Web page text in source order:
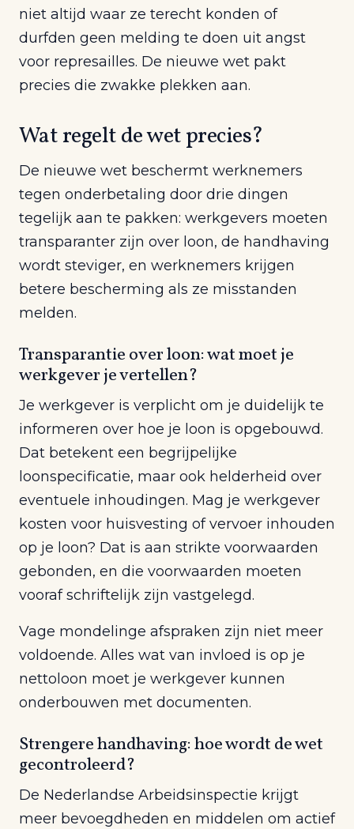
niet altijd waar ze terecht konden of
durfden geen melding te doen uit angst
voor represailles. De nieuwe wet pakt
precies die zwakke plekken aan.
Wat regelt de wet precies?
De nieuwe wet beschermt werknemers
tegen onderbetaling door drie dingen
tegelijk aan te pakken: werkgevers moeten
transparanter zijn over loon, de handhaving
wordt steviger, en werknemers krijgen
betere bescherming als ze misstanden
melden.
Transparantie over loon: wat moet je
werkgever je vertellen?
Je werkgever is verplicht om je duidelijk te
informeren over hoe je loon is opgebouwd.
Dat betekent een begrijpelijke
loonspecificatie, maar ook helderheid over
eventuele inhoudingen. Mag je werkgever
kosten voor huisvesting of vervoer inhouden
op je loon? Dat is aan strikte voorwaarden
gebonden, en die voorwaarden moeten
vooraf schriftelijk zijn vastgelegd.
Vage mondelinge afspraken zijn niet meer
voldoende. Alles wat van invloed is op je
nettoloon moet je werkgever kunnen
onderbouwen met documenten.
Strengere handhaving: hoe wordt de wet
gecontroleerd?
De Nederlandse Arbeidsinspectie krijgt
meer bevoegdheden en middelen om actief